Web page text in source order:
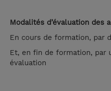
Modalités d’évaluation des
En cours de formation, par
Et, en fin de formation, par
évaluation